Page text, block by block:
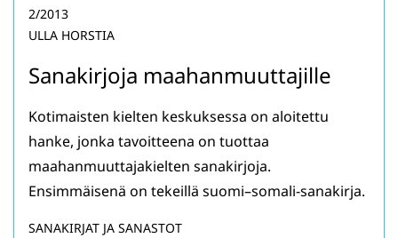
Sanakirjoja maahanmuuttajille
2/2013
ULLA HORSTIA
Kotimaisten kielten keskuksessa on aloitettu
hanke, jonka tavoitteena on tuottaa
maahanmuuttajakielten sanakirjoja.
Ensimmäisenä on tekeillä suomi–somali-sanakirja.
SANAKIRJAT JA SANASTOT